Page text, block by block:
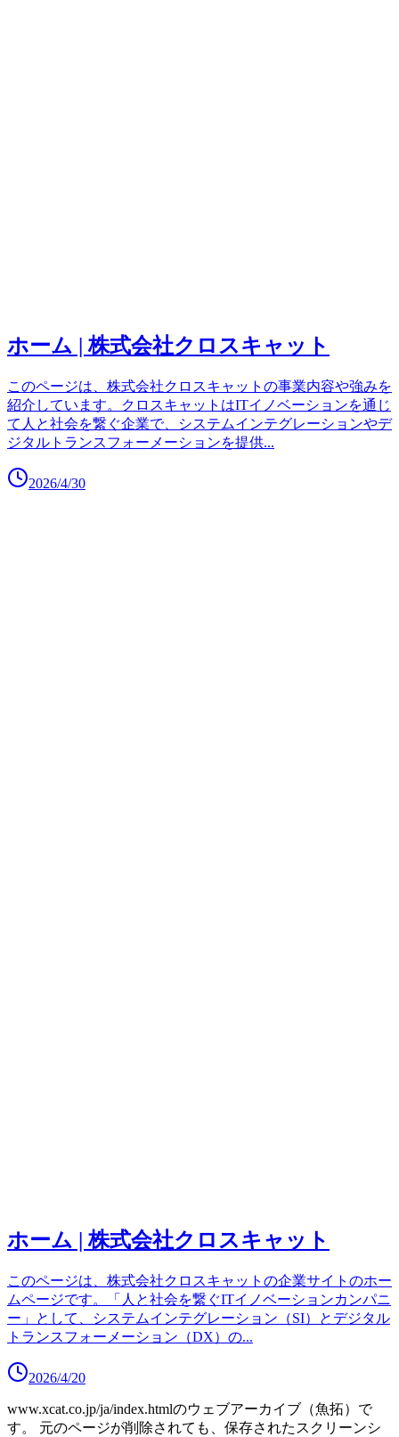
ホーム | 株式会社クロスキャット
このページは、株式会社クロスキャットの事業内容や強みを
紹介しています。クロスキャットはITイノベーションを通じ
て人と社会を繋ぐ企業で、システムインテグレーションやデ
ジタルトランスフォーメーションを提供...
2026/4/30
ホーム | 株式会社クロスキャット
このページは、株式会社クロスキャットの企業サイトのホー
ムページです。「人と社会を繋ぐITイノベーションカンパニ
ー」として、システムインテグレーション（SI）とデジタル
トランスフォーメーション（DX）の...
2026/4/20
www.xcat.co.jp/ja/index.htmlのウェブアーカイブ（魚拓）で
す。
元のページが削除されても、保存されたスクリーンシ